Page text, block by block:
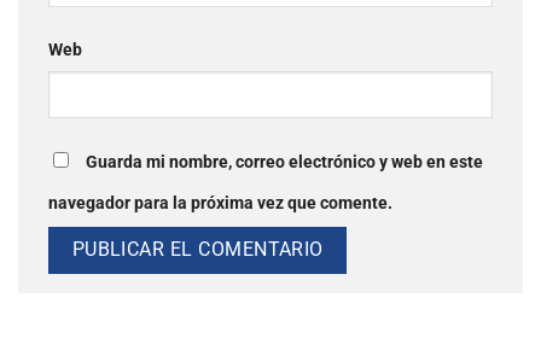
Web
Guarda mi nombre, correo electrónico y web en este
navegador para la próxima vez que comente.